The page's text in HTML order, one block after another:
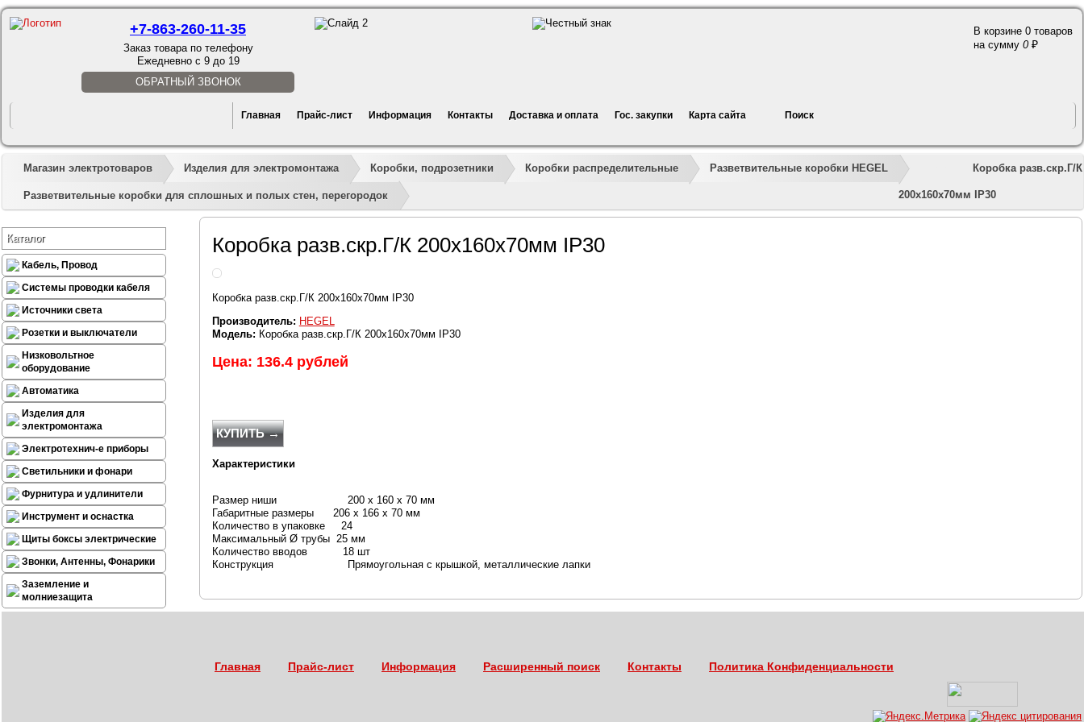
+7-863-260-11-35
Заказ товара по телефону
Ежедневно с 9 до 19
ОБРАТНЫЙ ЗВОНОК
В корзине 0 товаров
на сумму 0
Главная Прайс-лист Информация Контакты Доставка и оплата Гос. закупки Карта сайта Поиск
Магазин электротоваров »
Изделия для электромонтажа »
Коробки, подрозетники Коробки распределительные Разветвительные коробки HEGEL
Разветвительные коробки для сплошных и полых стен, перегородок
Коробка разв.скр.Г/К
200х160х70мм IP30
Каталог
Кабель, Провод
Системы проводки кабеля
Источники света
Розетки и выключатели
Низковольтное
оборудование
Автоматика
Изделия для
электромонтажа
Электротехнич-е приборы
Светильники и фонари
Фурнитура и удлинители
Инструмент и оснастка
Щиты боксы электрические
Звонки, Антенны, Фонарики
Заземление и
молниезащита
Коробка разв.скр.Г/К 200х160х70мм IP30
Коробка разв.скр.Г/К 200х160х70мм IP30
Производитель: HEGEL
Модель: Коробка разв.скр.Г/К 200х160х70мм IP30
Цена: 136.4 рублей
КУПИТЬ →
Характеристики
Размер ниши 200 x 160 x 70 мм
Габаритные размеры 206 x 166 x 70 мм
Количество в упаковке 24
Максимальный Ø трубы 25 мм
Количество вводов 18 шт
Конструкция Прямоугольная с крышкой, металлические лапки
Главная Прайс-лист Информация Расширенный поиск Контакты Политика Конфиденциальности